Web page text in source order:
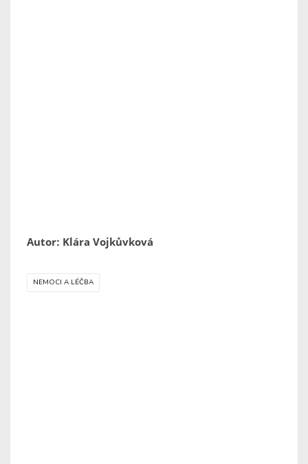
Autor: Klára Vojkůvková
NEMOCI A LÉČBA